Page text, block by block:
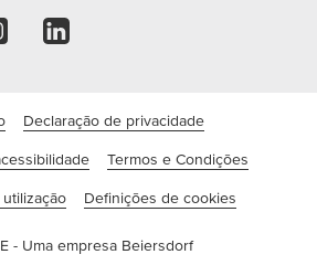
Declaração de privacidade
Termos e Condições
Definições de cookies
- Uma empresa Beiersdorf